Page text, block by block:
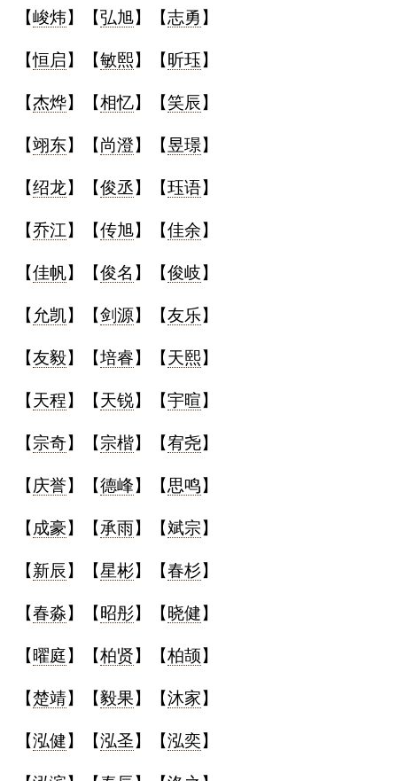
取
名
打
分
起
名
起
名
【峻炜】【弘旭】【志勇 】
【恒启】【敏熙】【 昕珏】
【杰烨】【相忆】【笑辰 】
【翊东】【尚澄】【昱璟】
【绍龙】【俊丞】【珏语】
【乔江】【传旭】【佳余】
【佳帆】【俊名 】【俊岐】
【 允凯】【剑源】【友乐】
【友毅】【培睿】【天熙】
【天程】【天锐】【宇暄】
【宗奇】【宗楷】【宥尧】
【庆誉】【德峰】【思鸣】
【 成豪】【承雨】【斌宗】
【新辰 】【星彬】【春杉】
【春淼】【 昭彤】【 晓健】
【 曜庭】【柏贤】【柏颉】
【楚靖】【毅果】【沐家】
【泓健】【泓圣】【泓奕】